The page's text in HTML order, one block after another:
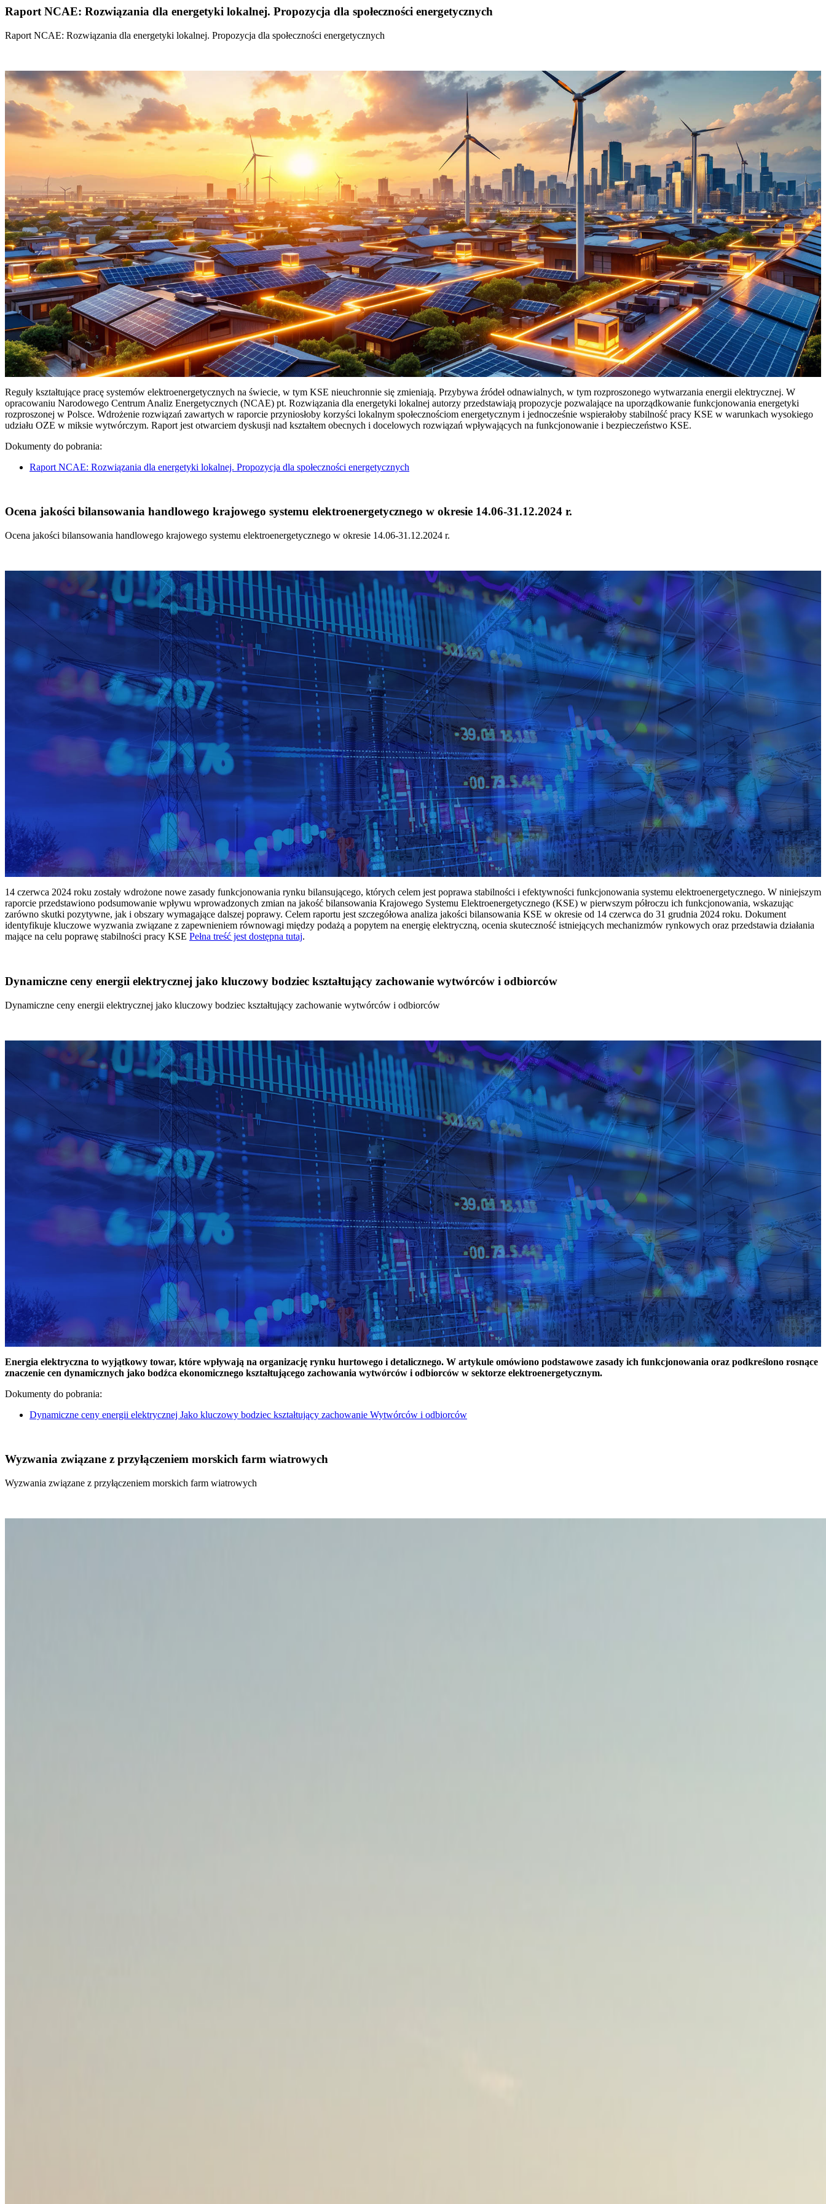
Raport NCAE: Rozwiązania dla energetyki lokalnej. Propozycja dla społeczności energetycznych
Raport NCAE: Rozwiązania dla energetyki lokalnej. Propozycja dla społeczności energetycznych
Reguły kształtujące pracę systemów elektroenergetycznych na świecie, w tym KSE nieuchronnie się zmieniają. Przybywa źródeł odnawialnych, w tym rozproszonego wytwarzania energii elektrycznej. W
opracowaniu Narodowego Centrum Analiz Energetycznych (NCAE) pt. Rozwiązania dla energetyki lokalnej autorzy przedstawiają propozycje pozwalające na uporządkowanie funkcjonowania energetyki
rozproszonej w Polsce. Wdrożenie rozwiązań zawartych w raporcie przyniosłoby korzyści lokalnym społecznościom energetycznym i jednocześnie wspierałoby stabilność pracy KSE w warunkach wysokiego
udziału OZE w miksie wytwórczym. Raport jest otwarciem dyskusji nad kształtem obecnych i docelowych rozwiązań wpływających na funkcjonowanie i bezpieczeństwo KSE.
Dokumenty do pobrania:
Raport NCAE: Rozwiązania dla energetyki lokalnej. Propozycja dla społeczności energetycznych
Ocena jakości bilansowania handlowego krajowego systemu elektroenergetycznego w okresie 14.06-31.12.2024 r.
Ocena jakości bilansowania handlowego krajowego systemu elektroenergetycznego w okresie 14.06-31.12.2024 r.
14 czerwca 2024 roku zostały wdrożone nowe zasady funkcjonowania rynku bilansującego, których celem jest poprawa stabilności i efektywności funkcjonowania systemu elektroenergetycznego. W niniejszym
raporcie przedstawiono podsumowanie wpływu wprowadzonych zmian na jakość bilansowania Krajowego Systemu Elektroenergetycznego (KSE) w pierwszym półroczu ich funkcjonowania, wskazując
zarówno skutki pozytywne, jak i obszary wymagające dalszej poprawy. Celem raportu jest szczegółowa analiza jakości bilansowania KSE w okresie od 14 czerwca do 31 grudnia 2024 roku. Dokument
identyfikuje kluczowe wyzwania związane z zapewnieniem równowagi między podażą a popytem na energię elektryczną, ocenia skuteczność istniejących mechanizmów rynkowych oraz przedstawia działania
mające na celu poprawę stabilności pracy KSE Pełna treść jest dostępna tutaj.
Dynamiczne ceny energii elektrycznej jako kluczowy bodziec kształtujący zachowanie wytwórców i odbiorców
Dynamiczne ceny energii elektrycznej jako kluczowy bodziec kształtujący zachowanie wytwórców i odbiorców
Energia elektryczna to wyjątkowy towar, które wpływają na organizację rynku hurtowego i detalicznego. W artykule omówiono podstawowe zasady ich funkcjonowania oraz podkreślono rosnące
znaczenie cen dynamicznych jako bodźca ekonomicznego kształtującego zachowania wytwórców i odbiorców w sektorze elektroenergetycznym.
Dokumenty do pobrania:
Dynamiczne ceny energii elektrycznej Jako kluczowy bodziec kształtujący zachowanie Wytwórców i odbiorców
Wyzwania związane z przyłączeniem morskich farm wiatrowych
Wyzwania związane z przyłączeniem morskich farm wiatrowych